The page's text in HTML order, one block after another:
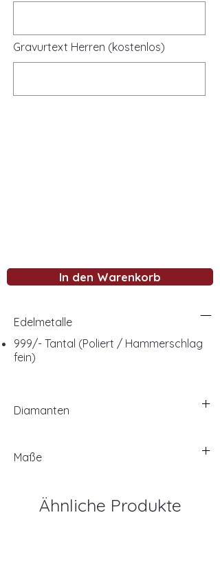
Gravurtext Herren (kostenlos)
In den Warenkorb
Edelmetalle
999/- Tantal (Poliert / Hammerschlag
fein)
Diamanten
Maße
Ähnliche Produkte